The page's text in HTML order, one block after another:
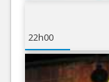
22h00